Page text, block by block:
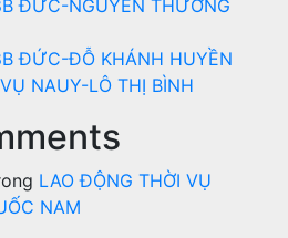
ĐỨC-NGUYỄN THƯƠNG
ĐỨC-ĐỖ KHÁNH HUYỀN
NAUY-LÔ THỊ BÌNH
LAO ĐỘNG THỜI VỤ
NAM